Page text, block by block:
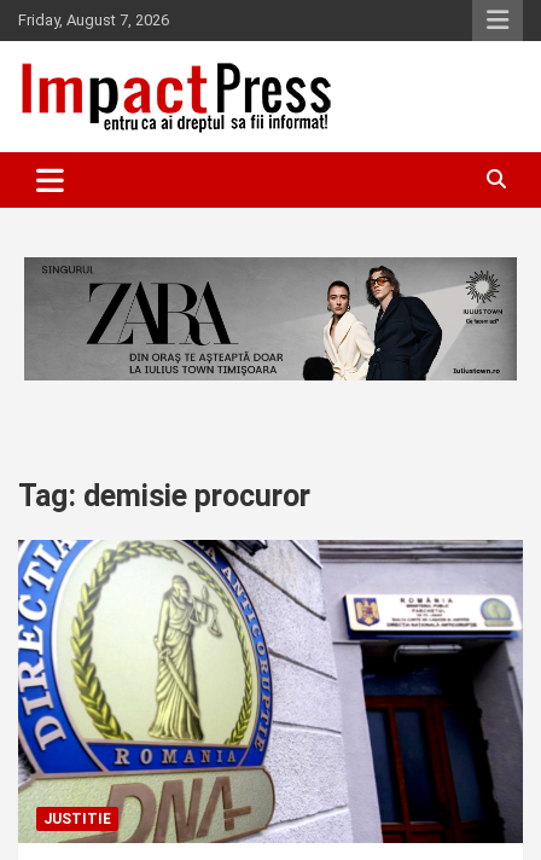
Skip
to
content
Friday, August 7, 2026
IMPACTPRESS
Tag: demisie procuror
JUSTITIE